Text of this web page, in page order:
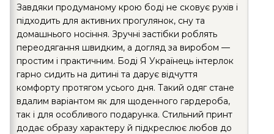
Завдяки продуманому крою боді не сковує рухів і
підходить для активних прогулянок, сну та
домашнього носіння. Зручні застібки роблять
переодягання швидким, а догляд за виробом —
простим і практичним. Боді Я Українець інтерлок
гарно сидить на дитині та дарує відчуття
комфорту протягом усього дня. Такий одяг стане
вдалим варіантом як для щоденного гардероба,
так і для особливого подарунка. Стильний принт
додає образу характеру й підкреслює любов до